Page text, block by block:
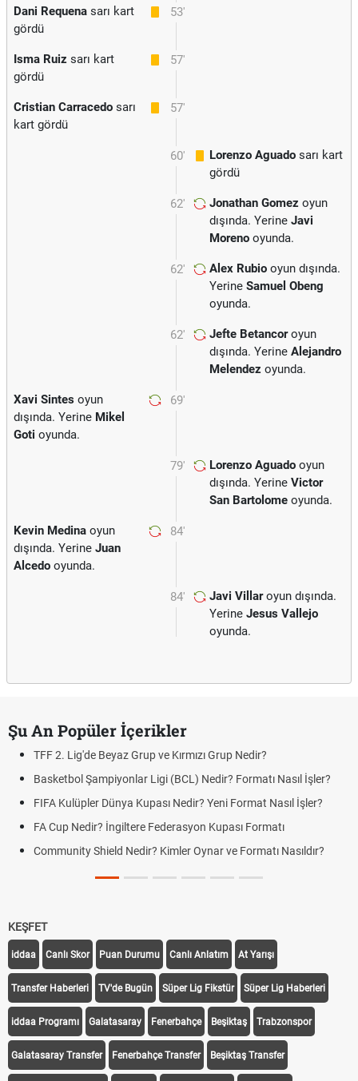
53'
Dani Requena sarı kart
gördü
57'
Isma Ruiz sarı kart
gördü
57'
Cristian Carracedo sarı
kart gördü
60' Lorenzo Aguado sarı kart
gördü
62' Jonathan Gomez oyun
dışında. Yerine Javi
Moreno oyunda.
62' Alex Rubio oyun dışında.
Yerine Samuel Obeng
oyunda.
62' Jefte Betancoroyun
dışında. Yerine Alejandro
Melendez oyunda.
69'
Xavi Sintes oyun
dışında. Yerine Mikel
Goti oyunda.
79' Lorenzo Aguado oyun
dışında. Yerine Victor
San Bartolome oyunda.
84'
Kevin Medina oyun
dışında. Yerine Juan
Alcedo oyunda.
84' Javi Villaroyun dışında.
Yerine Jesus Vallejo
oyunda.
Şu An Popüler İçerikler
TFF 2. Lig'de Beyaz Grup ve Kırmızı Grup Nedir?
Basketbol Şampiyonlar Ligi (BCL) Nedir? Formatı Nasıl İşler?
FIFA Kulüpler Dünya Kupası Nedir? Yeni Format Nasıl İşler?
FA Cup Nedir? İngiltere Federasyon Kupası Formatı
Community Shield Nedir? Kimler Oynar ve Formatı Nasıldır?
KEŞFET
iddaa Canlı Skor Puan Durumu Canlı Anlatım At Yarışı
Transfer Haberleri TV'de Bugün Süper Lig Fikstür Süper Lig Haberleri
iddaa Programı Galatasaray Fenerbahçe Beşiktaş Trabzonspor